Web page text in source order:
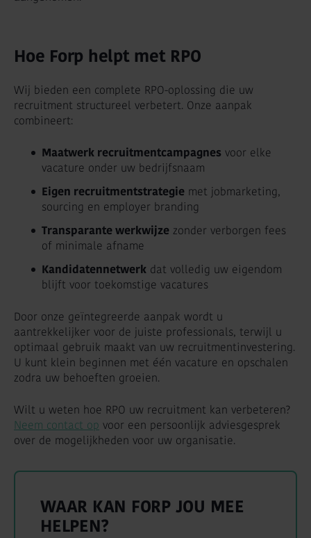
Hoe Forp helpt met RPO
Wij bieden een complete RPO-oplossing die uw
recruitment structureel verbetert. Onze aanpak
combineert:
Maatwerk recruitmentcampagnes voor elke
vacature onder uw bedrijfsnaam
Eigen recruitmentstrategie met jobmarketing,
sourcing en employer branding
Transparante werkwijze zonder verborgen fees
of minimale afname
Kandidatennetwerk dat volledig uw eigendom
blijft voor toekomstige vacatures
Door onze geïntegreerde aanpak wordt u
aantrekkelijker voor de juiste professionals, terwijl u
optimaal gebruik maakt van uw recruitmentinvestering.
U kunt klein beginnen met één vacature en opschalen
zodra uw behoeften groeien.
Wilt u weten hoe RPO uw recruitment kan verbeteren?
Neem contact op voor een persoonlijk adviesgesprek
over de mogelijkheden voor uw organisatie.
WAAR KAN FORP JOU MEE
HELPEN?